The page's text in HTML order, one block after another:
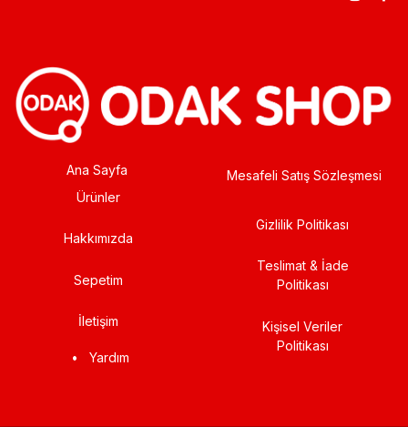
Ana Sayfa
Ürünler
Hakkımızda
Sepetim
İletişim
• Yardım
Mesafeli Satış Sözleşmesi
Gizlilik Politikası
Teslimat & İade
Politikası
Kişisel Veriler
Politikası